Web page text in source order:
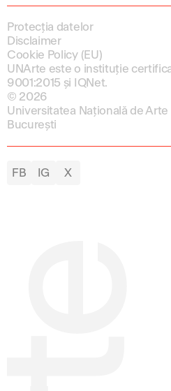
Protecția datelor
Disclaimer
Cookie Policy (EU)
UNArte este o instituție
9001:2015 și IQNet.
© 2026
Universitatea Națională de Arte
București
FB IG X